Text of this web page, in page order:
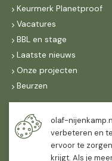
Keurmerk Planetproof
Vacatures
BBL en stage
Laatste nieuws
Onze projecten
Beurzen
Maandag t/m vrijdag
07:30-
16:30
olaf-
verbeteren en
ervoor te
krijgt. Als je